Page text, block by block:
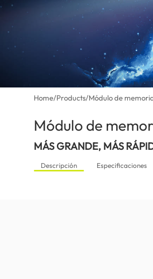
Home/Products/Módulo de
Módulo de
MÁS GRANDE, MÁS
Descripción Especificaciones